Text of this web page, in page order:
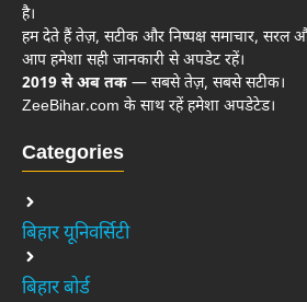
है।
हम देते हैं तेज़, सटीक और निष्पक्ष समाचार, सरल
आप हमेशा सही जानकारी से अपडेट रहें।
2019 से अब तक — सबसे तेज़, सबसे सटीक।
ZeeBihar.com के साथ रहें हमेशा अपडेटेड।
Categories
बिहार यूनिवर्सिटी
बिहार बोर्ड